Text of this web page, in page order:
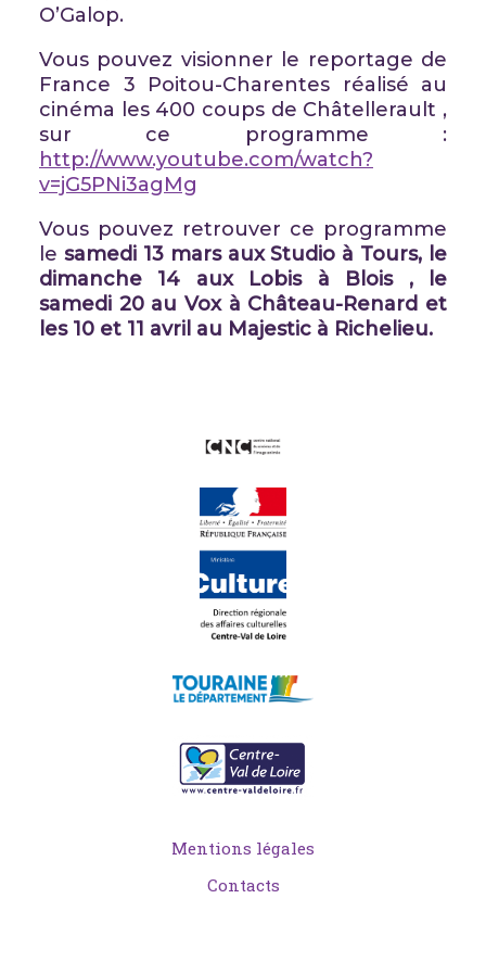
O’Galop.
Vous pouvez visionner le reportage de
France 3 Poitou-Charentes réalisé au
cinéma les 400 coups de Châtellerault ,
sur ce programme :
http://www.youtube.com/watch?
v=jG5PNi3agMg
Vous pouvez retrouver ce programme
le samedi 13 mars aux Studio à Tours, le
dimanche 14 aux Lobis à Blois , le
samedi 20 au Vox à Château-Renard et
les 10 et 11 avril au Majestic à Richelieu.
Mentions légales
Contacts